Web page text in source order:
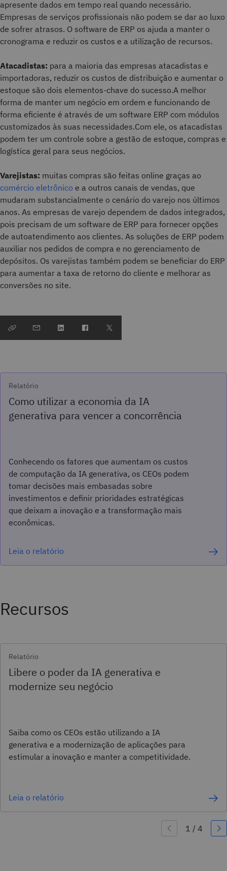
apresente dados em tempo real quando necessário.
Empresas de serviços profissionais não podem se dar ao luxo
de sofrer atrasos. O software de ERP os ajuda a manter o
cronograma e reduzir os custos e a utilização de recursos.
Atacadistas: para a maioria das empresas atacadistas e
importadoras, reduzir os custos de distribuição e aumentar o
estoque são dois elementos-chave do sucesso.A melhor
forma de manter um negócio em ordem e funcionando de
forma eficiente é através de um software ERP com módulos
customizados às suas necessidades.Com ele, os atacadistas
podem ter um controle sobre a gestão de estoque, compras e
logística geral para seus negócios.
Varejistas: muitas compras são feitas online graças ao
comércio eletrônico e a outros canais de vendas, que
mudaram substancialmente o cenário do varejo nos últimos
anos. As empresas de varejo dependem de dados integrados,
pois precisam de um software de ERP para fornecer opções
de autoatendimento aos clientes. As soluções de ERP podem
auxiliar nos pedidos de compra e no gerenciamento de
depósitos. Os varejistas também podem se beneficiar do ERP
para aumentar a taxa de retorno do cliente e melhorar as
conversões no site.
Relatório
Como utilizar a economia da IA
generativa para vencer a concorrência
Conhecendo os fatores que aumentam os custos
de computação da IA generativa, os CEOs podem
tomar decisões mais embasadas sobre
investimentos e definir prioridades estratégicas
que deixam a inovação e a transformação mais
econômicas.
Leia o relatório
Recursos
Relatório
Libere o poder da IA generativa e
modernize seu negócio
Saiba como os CEOs estão utilizando a IA
generativa e a modernização de aplicações para
estimular a inovação e manter a competitividade.
Leia o relatório